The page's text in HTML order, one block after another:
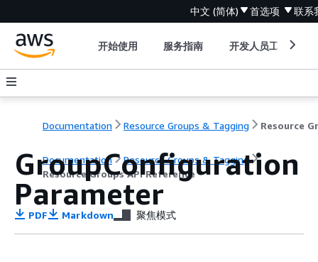
中文 (简体) 首选项 联系
开始使用 服务指南 开发人员工具
Documentation Resource Groups & Tagging
Documentation
Resource Groups & Tagging
Resource Groups API Reference
GroupConfiguration
Parameter
PDF Markdown 聚焦模式